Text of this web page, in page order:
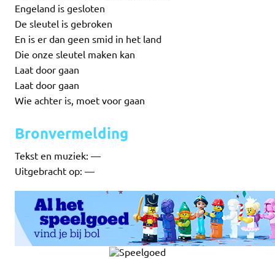
Engeland is gesloten
De sleutel is gebroken
En is er dan geen smid in het land
Die onze sleutel maken kan
Laat door gaan
Laat door gaan
Wie achter is, moet voor gaan
Bronvermelding
Tekst en muziek: —
Uitgebracht op: —